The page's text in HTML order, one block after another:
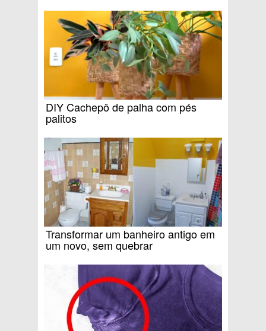
DIY Cachepô de palha com pés
palitos
Transformar um banheiro antigo em
um novo, sem quebrar